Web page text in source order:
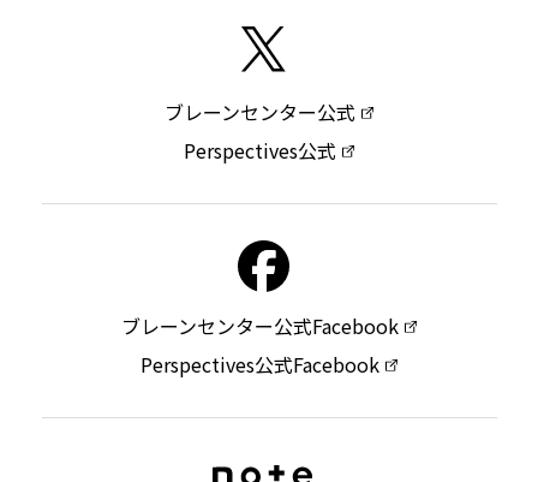
ブレーンセンター公式
Perspectives公式
ブレーンセンター公式Facebook
Perspectives公式Facebook